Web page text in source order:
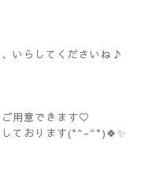
いらしてくださいね♪
ご用意できます♡
しております(*^-^*)🍀✨